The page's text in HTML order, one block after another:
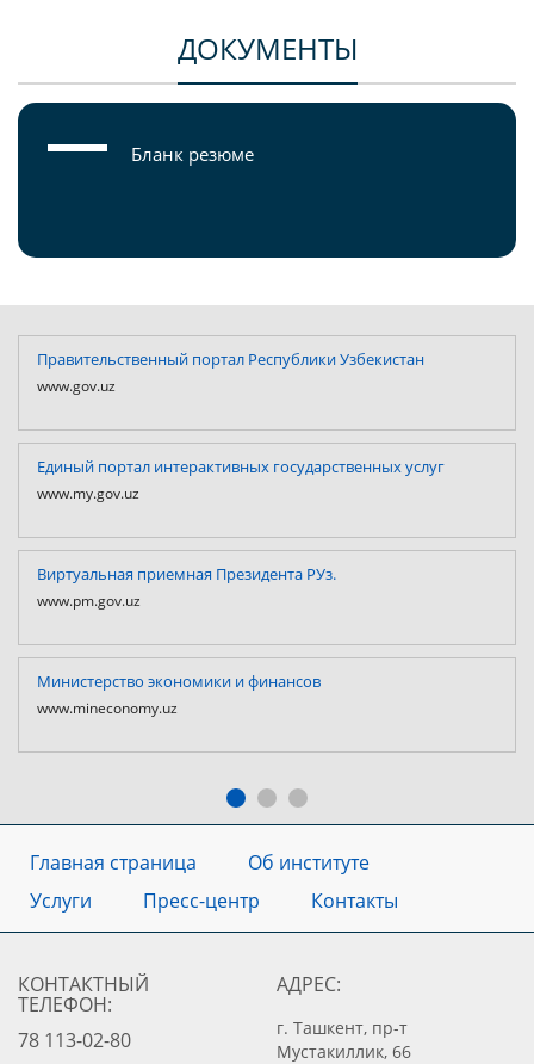
ДОКУМЕНТЫ
Бланк резюме
Правительственный портал Республики Узбекистан
www.gov.uz
Единый портал интерактивных государственных услуг
www.my.gov.uz
Виртуальная приемная Президента РУз.
www.pm.gov.uz
Министерство экономики и финансов
www.mineconomy.uz
Главная страница
Об институте
Услуги
Пресс-центр Контакты
КОНТАКТНЫЙ
ТЕЛЕФОН:
78 113-02-80
АДРЕС:
г. Ташкент, пр-т
Мустакиллик, 66